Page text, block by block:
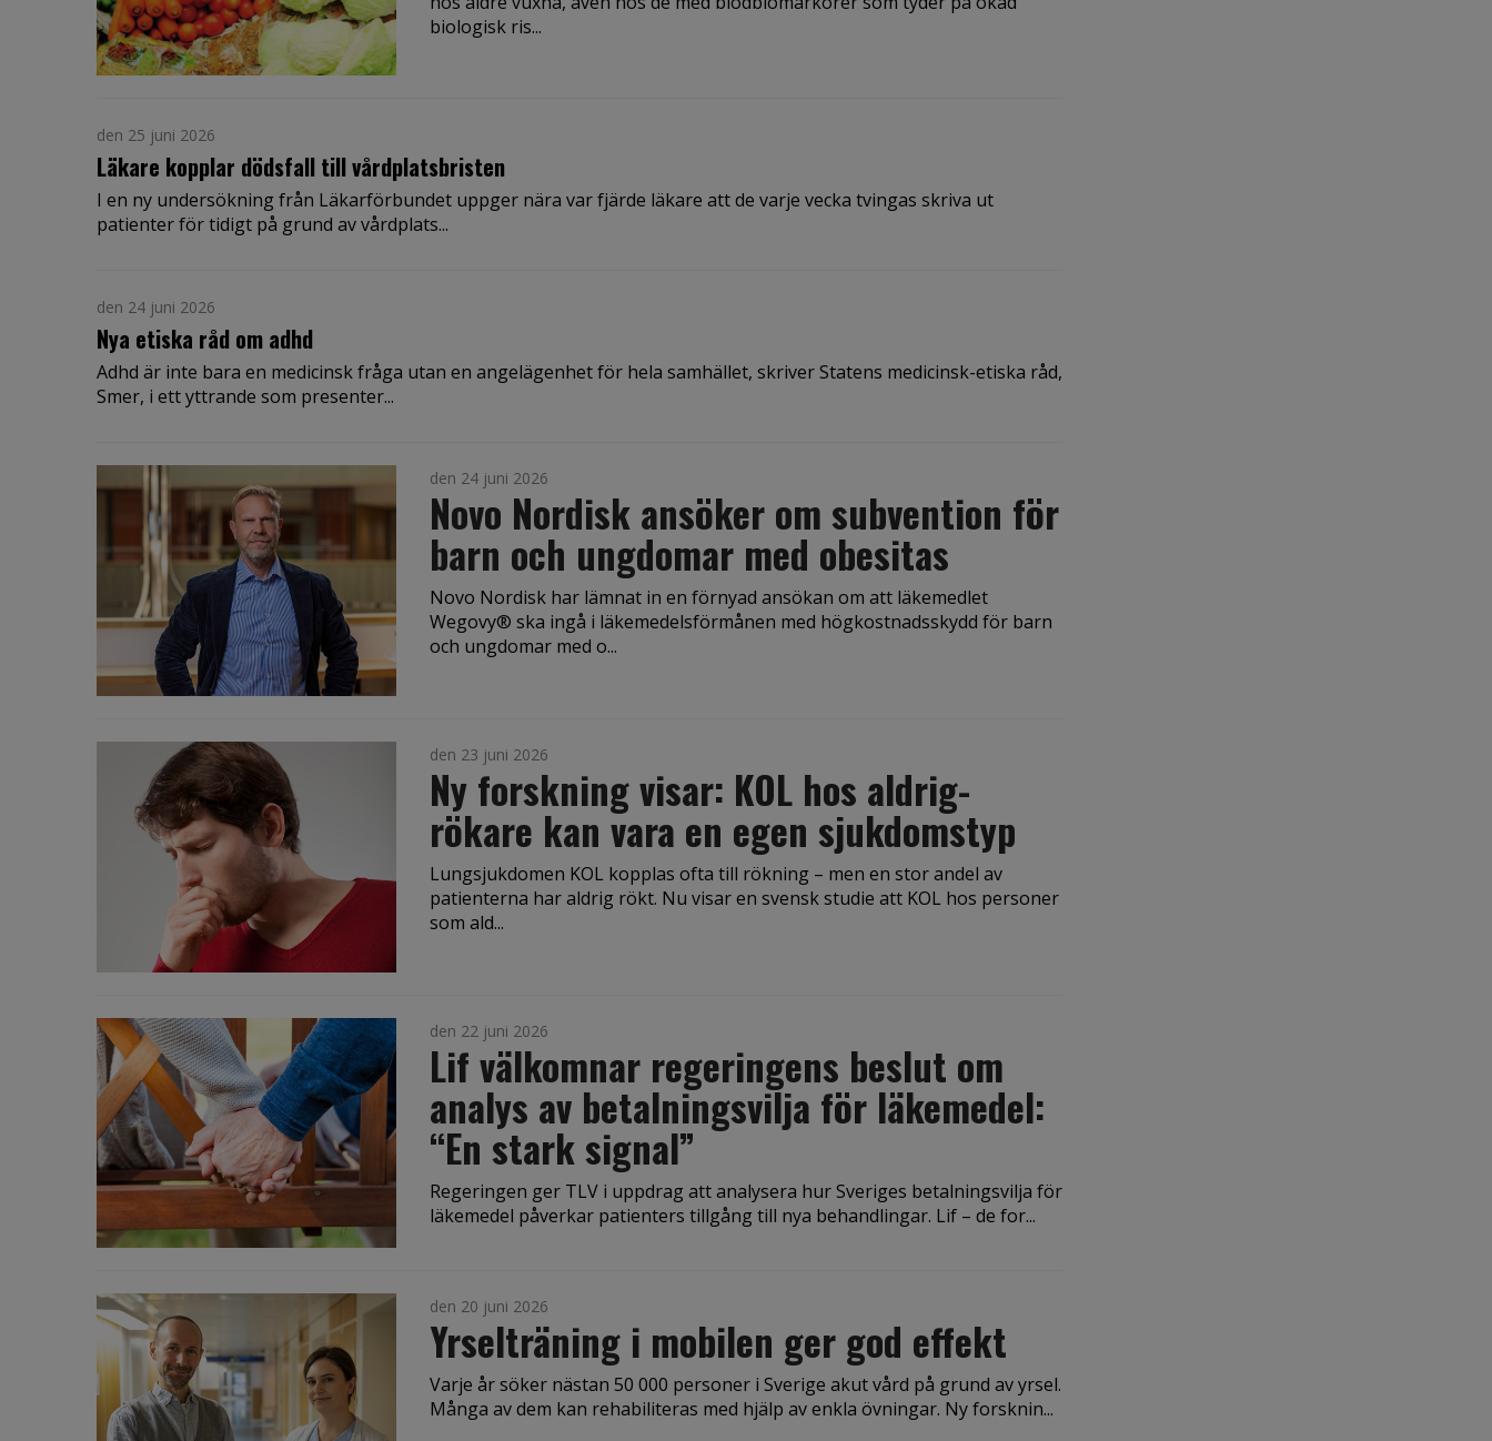
biologisk ris...
den 25 juni 2026
Läkare kopplar dödsfall till vårdplatsbristen
I en ny undersökning från Läkarförbundet uppger nära var fjärde läkare att de varje vecka tvingas skriva ut
patienter för tidigt på grund av vårdplats...
den 24 juni 2026
Nya etiska råd om adhd
Adhd är inte bara en medicinsk fråga utan en angelägenhet för hela samhället, skriver Statens medicinsk-etiska råd,
Smer, i ett yttrande som presenter...
den 24 juni 2026
Novo Nordisk ansöker om subvention för
barn och ungdomar med obesitas
Novo Nordisk har lämnat in en förnyad ansökan om att läkemedlet
Wegovy® ska ingå i läkemedelsförmånen med högkostnadsskydd för barn
och ungdomar med o...
den 23 juni 2026
Ny forskning visar: KOL hos aldrig-
rökare kan vara en egen sjukdomstyp
Lungsjukdomen KOL kopplas ofta till rökning – men en stor andel av
patienterna har aldrig rökt. Nu visar en svensk studie att KOL hos personer
som ald...
den 22 juni 2026
Lif välkomnar regeringens beslut om
analys av betalningsvilja för läkemedel:
“En stark signal”
Regeringen ger TLV i uppdrag att analysera hur Sveriges betalningsvilja för
läkemedel påverkar patienters tillgång till nya behandlingar. Lif – de for...
den 20 juni 2026
Yrselträning i mobilen ger god effekt
Varje år söker nästan 50 000 personer i Sverige akut vård på grund av yrsel.
Många av dem kan rehabiliteras med hjälp av enkla övningar. Ny forsknin...